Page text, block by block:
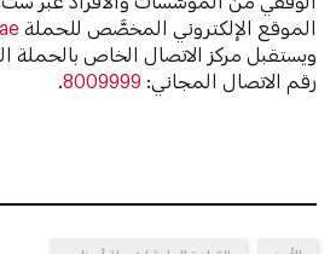
الموقع الإلكتروني المخصَّص للحملة
ويستقبل مركز الاتصال الخاص بالحملة
رقم الاتصال المجاني: 8009999
.